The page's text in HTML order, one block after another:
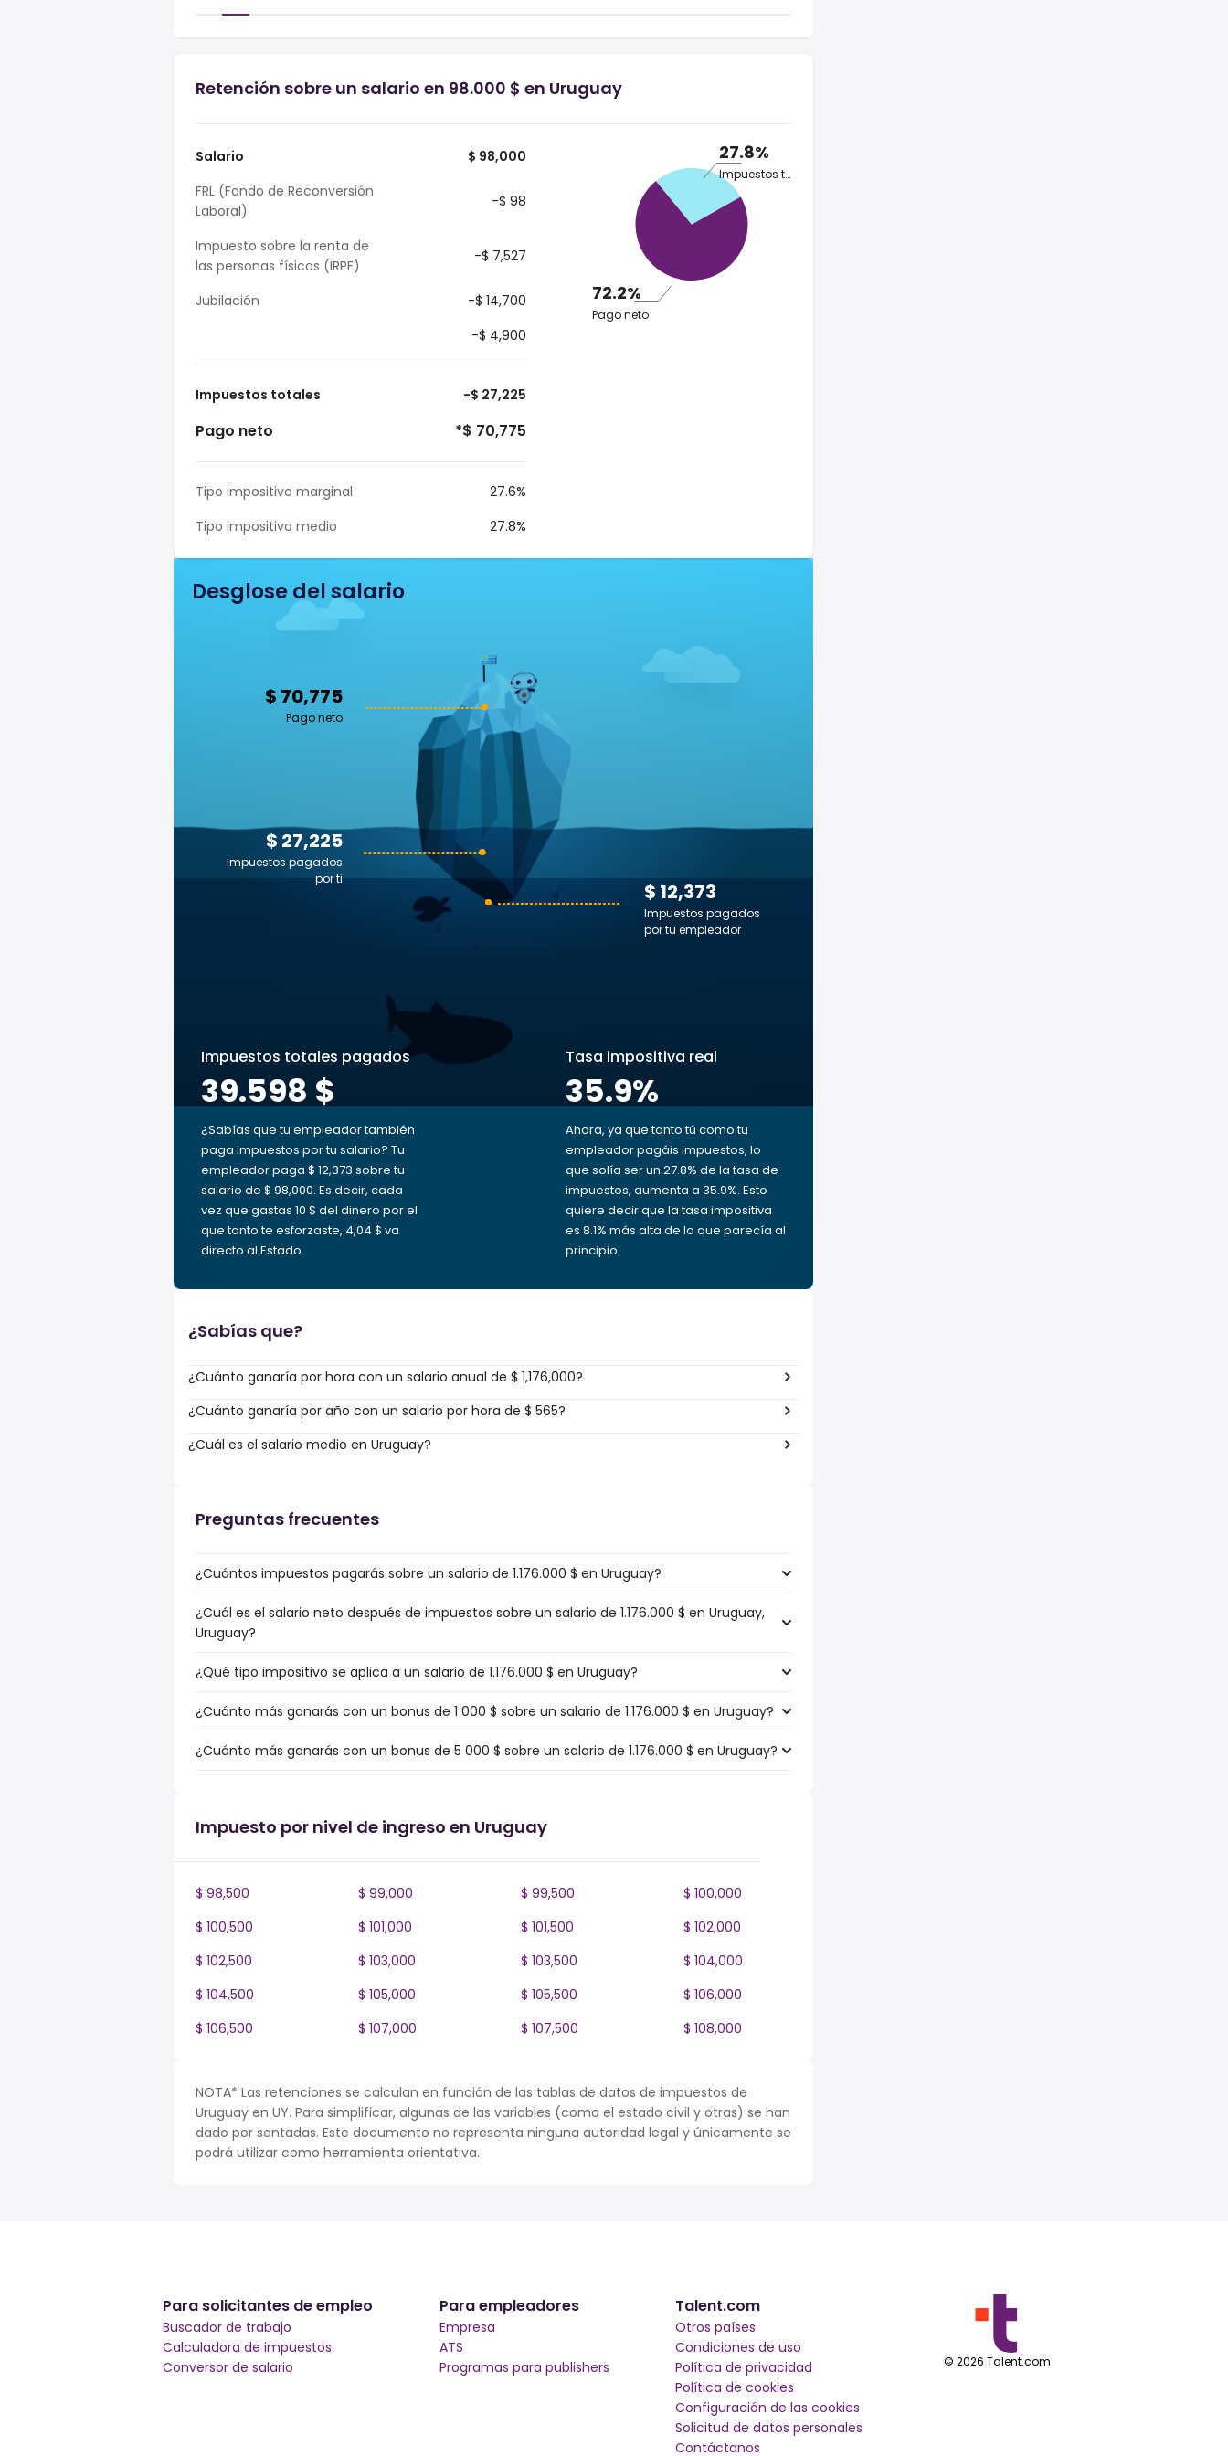
Retención sobre un salario en 98.000 $ en Uruguay
Salario
$ 98,000
FRL (Fondo de Reconversión
Laboral)
-$ 98
Impuesto sobre la renta de
las personas físicas (IRPF)
-$ 7,527
Jubilación
-$ 14,700
-$ 4,900
Impuestos totales -$ 27,225
Pago neto *$ 70,775
Tipo impositivo marginal
27.6%
Tipo impositivo medio
27.8%
27.8%
Impuestos totales
72.2%
Pago neto
Desglose del salario
$ 70,775
Pago neto
$ 12,373
Impuestos pagados
por tu empleador
$ 27,225
Impuestos pagados
por ti
Impuestos totales pagados
39.598 $
¿Sabías que tu empleador también
paga impuestos por tu salario? Tu
empleador paga $ 12,373 sobre tu
salario de $ 98,000. Es decir, cada
vez que gastas 10 $ del dinero por el
que tanto te esforzaste, 4,04 $ va
directo al Estado.
Tasa impositiva real
35.9%
Ahora, ya que tanto tú como tu
empleador pagáis impuestos, lo
que solía ser un 27.8% de la tasa de
impuestos, aumenta a 35.9%. Esto
quiere decir que la tasa impositiva
es 8.1% más alta de lo que parecía al
principio.
¿Sabías que?
¿Cuánto ganaría por hora con un salario anual de $ 1,176,000?
¿Cuánto ganaría por año con un salario por hora de $ 565?
¿Cuál es el salario medio en Uruguay?
Preguntas frecuentes
¿Cuántos impuestos pagarás sobre un salario de 1.176.000 $ en Uruguay?
¿Cuál es el salario neto después de impuestos sobre un salario de 1.176.000 $ en Uruguay,
Uruguay?
¿Qué tipo impositivo se aplica a un salario de 1.176.000 $ en Uruguay?
¿Cuánto más ganarás con un bonus de 1 000 $ sobre un salario de 1.176.000 $ en Uruguay?
¿Cuánto más ganarás con un bonus de 5 000 $ sobre un salario de 1.176.000 $ en Uruguay?
Impuesto por nivel de ingreso en Uruguay
$ 98,500 $ 99,000 $ 99,500
$ 100,000
$ 100,500
$ 101,000 $ 101,500
$ 102,000
$ 102,500
$ 103,000 $ 103,500
$ 104,000
$ 104,500
$ 105,000 $ 105,500
$ 106,000
$ 106,500
$ 107,000 $ 107,500 $ 108,000
NOTA* Las retenciones se calculan en función de las tablas de datos de impuestos de
Uruguay en UY. Para simplificar, algunas de las variables (como el estado civil y otras) se han
dado por sentadas. Este documento no representa ninguna autoridad legal y únicamente se
podrá utilizar como herramienta orientativa.
Para solicitantes de empleo
Buscador de trabajo
Calculadora de impuestos
Conversor de salario
Para empleadores
Empresa
ATS
Programas para publishers
Talent.com
Otros países
Condiciones de uso
Política de privacidad
Política de cookies
Configuración de las cookies
Solicitud de datos personales
Contáctanos
© 2026 Talent.com